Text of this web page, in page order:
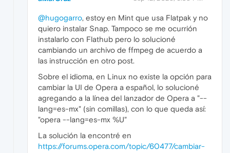
@hugogarro, estoy en Mint que usa Flatpak y no
quiero instalar Snap. Tampoco se me ocurrión
instalarlo con Flathub pero lo solucioné
cambiando un archivo de ffmpeg de acuerdo a
las instrucción en otro post.
Sobre el idioma, en Linux no existe la opción para
cambiar la UI de Opera a español, lo solucioné
agregando a la línea del lanzador de Opera a "--
lang=es-mx" (sin comillas), con lo que queda así:
"opera --lang=es-mx %U"
La solución la encontré en
https://forums.opera.com/topic/60477/cambiar-